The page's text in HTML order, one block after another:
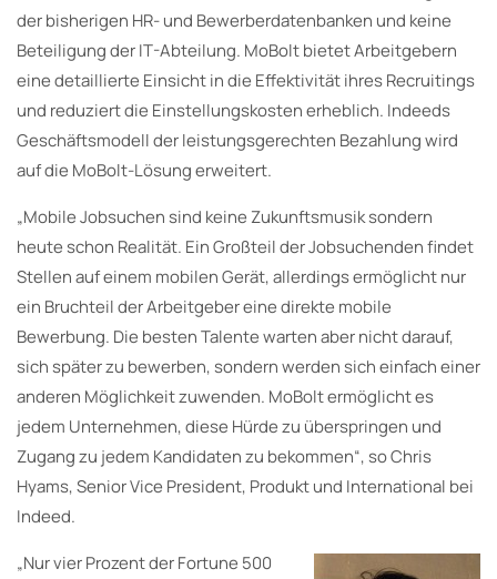
der bisherigen HR- und Bewerberdatenbanken und keine
Beteiligung der IT-Abteilung. MoBolt bietet Arbeitgebern
eine detaillierte Einsicht in die Effektivität ihres Recruitings
und reduziert die Einstellungskosten erheblich. Indeeds
Geschäftsmodell der leistungsgerechten Bezahlung wird
auf die MoBolt-Lösung erweitert.
„Mobile Jobsuchen sind keine Zukunftsmusik sondern
heute schon Realität. Ein Großteil der Jobsuchenden findet
Stellen auf einem mobilen Gerät, allerdings ermöglicht nur
ein Bruchteil der Arbeitgeber eine direkte mobile
Bewerbung. Die besten Talente warten aber nicht darauf,
sich später zu bewerben, sondern werden sich einfach einer
anderen Möglichkeit zuwenden. MoBolt ermöglicht es
jedem Unternehmen, diese Hürde zu überspringen und
Zugang zu jedem Kandidaten zu bekommen“, so Chris
Hyams, Senior Vice President, Produkt und International bei
Indeed.
„Nur vier Prozent der Fortune 500